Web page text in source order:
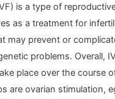
is a type of
as a treatment for
may prevent or
problems. Overall,
place over the course
are ovarian stimulation,